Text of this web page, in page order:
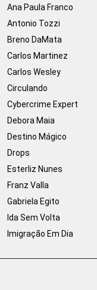
Ana Paula Franco
Antonio Tozzi
Breno DaMata
Carlos Martinez
Carlos Wesley
Circulando
Cybercrime Expert
Debora Maia
Destino Mágico
Drops
Esterliz Nunes
Franz Valla
Gabriela Egito
Ida Sem Volta
Imigração Em Dia